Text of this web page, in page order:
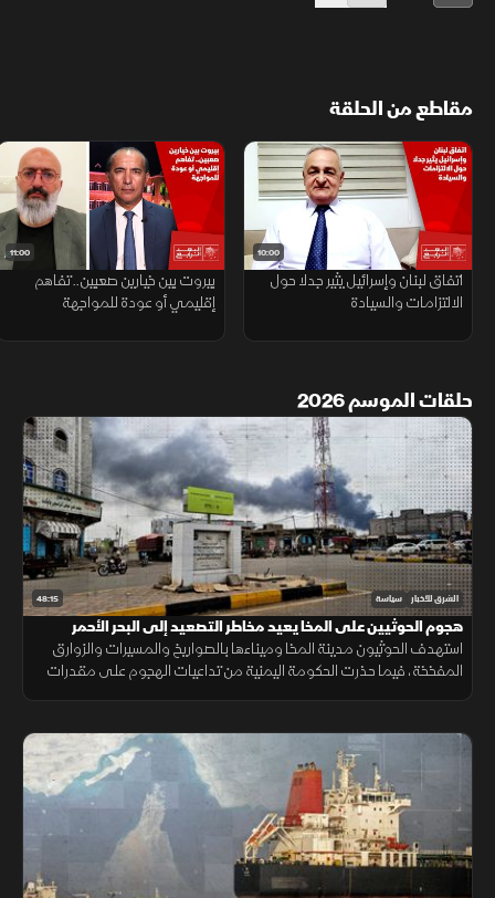
مقاطع من الحلقة
10:00
اتفاق لبنان وإسرائيل يثير جدلا حول
الالتزامات والسيادة
11:00
بيروت بين خيارين صعبين.. تفاهم
إقليمي أو عودة للمواجهة
حلقات الموسم 2026
48:15 الشرق للأخبار سياسة
هجوم الحوثيين على المخا يعيد مخاطر التصعيد إلى البحر الأحمر
استهدف الحوثيون مدينة المخا وميناءها بالصواريخ والمسيرات والزوارق
المفخخة، فيما حذرت الحكومة اليمنية من تداعيات الهجوم على مقدرات